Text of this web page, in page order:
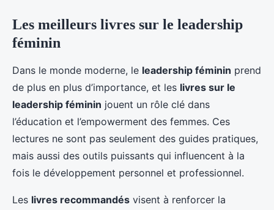
Des livres incontournables sur le
leadership féminin
Antonin• 15 janvier 2025•4 min de lecture
Les meilleurs livres sur le leadership
féminin
Dans le monde moderne, le leadership féminin prend
de plus en plus d’importance, et les livres sur le
leadership féminin jouent un rôle clé dans
l’éducation et l’empowerment des femmes. Ces
lectures ne sont pas seulement des guides pratiques,
mais aussi des outils puissants qui influencent à la
fois le développement personnel et professionnel.
Les livres recommandés visent à renforcer la